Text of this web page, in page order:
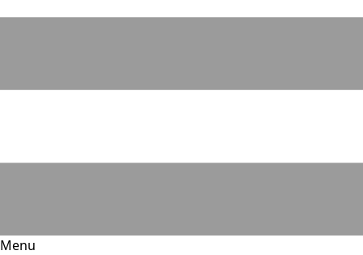
Menu